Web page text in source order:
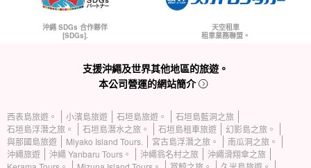
沖繩 SDGs 合作夥伴
[SDGs].
天空租車
租車業務聯盟。
支援沖繩及世界其他地區的旅遊。
本公司營運的網站簡介
西表島旅遊。 小濱島旅遊 石垣島旅遊。
石垣島藍洞之旅
石垣島浮潛之旅。
石垣島潛水之旅。 石垣島租車旅遊
幻影島之旅。
與那國島旅遊
Miyako Island Tours. 宮古島浮潛之旅。
南瓜洞之旅。
沖繩旅遊
沖繩 Yanbaru Tours。 沖繩翁名村之旅
沖繩滑翔傘之旅